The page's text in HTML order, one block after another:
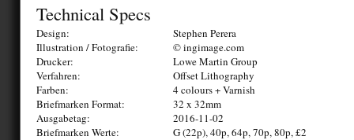
Technical Specs
Design:
Stephen Perera
Illustration / Fotografie:
© ingimage.com
Drucker:
Lowe Martin Group
Verfahren:
Offset Lithography
Farben:
4 colours + Varnish
Briefmarken Format:
32 x 32mm
Ausgabetag:
2016-11-02
Briefmarken Werte:
G (22p), 40p, 64p, 70p, 80p, £2